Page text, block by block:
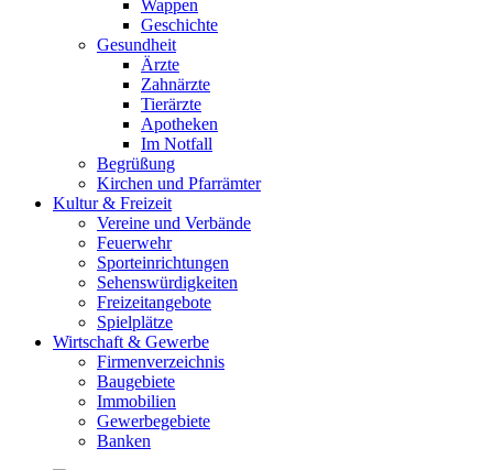
Wappen
Geschichte
Gesundheit
Ärzte
Zahnärzte
Tierärzte
Apotheken
Im Notfall
Begrüßung
Kirchen und Pfarrämter
Kultur & Freizeit
Vereine und Verbände
Feuerwehr
Sporteinrichtungen
Sehenswürdigkeiten
Freizeitangebote
Spielplätze
Wirtschaft & Gewerbe
Firmenverzeichnis
Baugebiete
Immobilien
Gewerbegebiete
Banken